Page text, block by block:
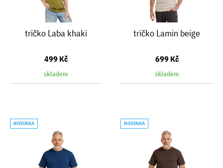
tričko Laba khaki
499 Kč
skladem
tričko Lamin beige
699 Kč
skladem
NOVINKA NOVINKA